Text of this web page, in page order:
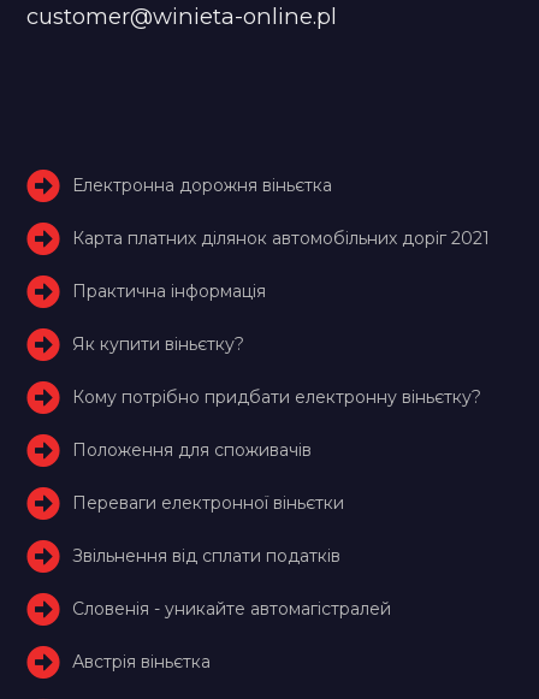
customer@winieta-online.pl
Електронна дорожня віньєтка
Карта платних ділянок автомобільних доріг 2021
Практична інформація
Як купити віньєтку?
Кому потрібно придбати електронну віньєтку?
Положення для споживачів
Переваги електронної віньєтки
Звільнення від сплати податків
Словенія - уникайте автомагістралей
Австрія віньєтка